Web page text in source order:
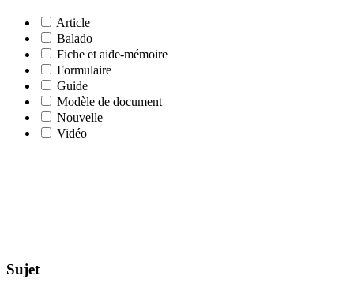
Article
Balado
Fiche et aide-mémoire
Formulaire
Guide
Modèle de document
Nouvelle
Vidéo
Sujet